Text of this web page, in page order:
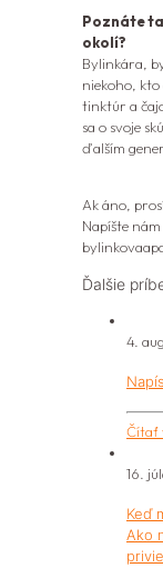
Poznáte
okolí?
Bylinkára,
niekoho,
tinktúr a
sa o svoje
ďalším
Ak áno,
Napíšte
Ďalšie
4.
Čítať
16.
Keď
Ako